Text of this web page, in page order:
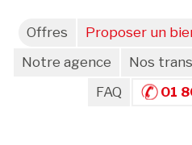
Offres Proposer un
Notre agence
Nos
FAQ
01